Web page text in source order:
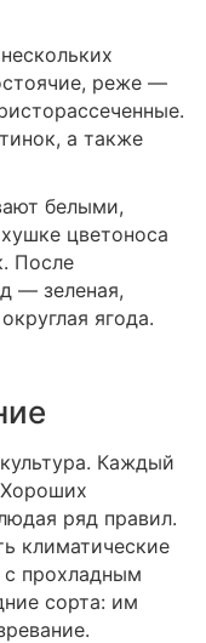
реже —
а также
белыми,
цветоноса
После
— зеленая,
ягода.
Каждый
ряд правил.
климатические
с прохладным
сорта: им